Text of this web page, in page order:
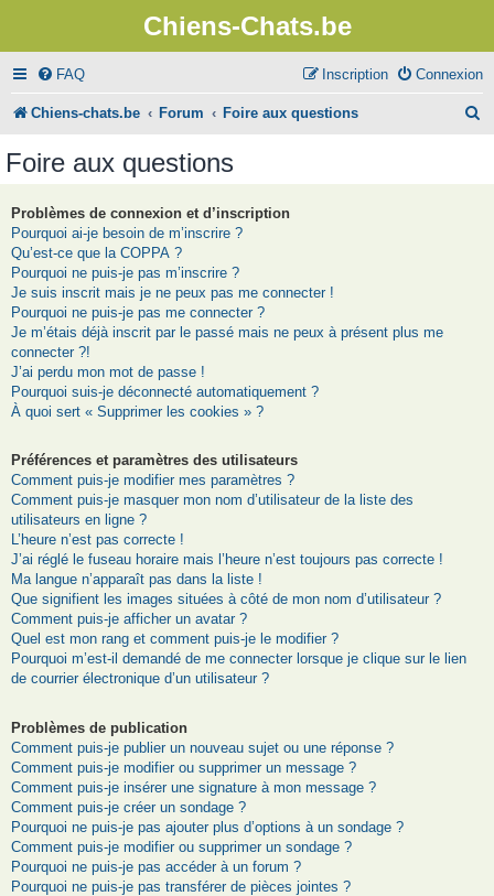
Chiens-Chats.be
FAQ Connexion
Inscription
Chiens-chats.be Forum Foire aux questions
Foire aux questions
Problèmes de connexion et d’inscription
Pourquoi ai-je besoin de m’inscrire ?
Qu’est-ce que la COPPA ?
Pourquoi ne puis-je pas m’inscrire ?
Je suis inscrit mais je ne peux pas me connecter !
Pourquoi ne puis-je pas me connecter ?
Je m’étais déjà inscrit par le passé mais ne peux à présent plus me
connecter ?!
J’ai perdu mon mot de passe !
Pourquoi suis-je déconnecté automatiquement ?
À quoi sert « Supprimer les cookies » ?
Préférences et paramètres des utilisateurs
Comment puis-je modifier mes paramètres ?
Comment puis-je masquer mon nom d’utilisateur de la liste des
utilisateurs en ligne ?
L’heure n’est pas correcte !
J’ai réglé le fuseau horaire mais l’heure n’est toujours pas correcte !
Ma langue n’apparaît pas dans la liste !
Que signifient les images situées à côté de mon nom d’utilisateur ?
Comment puis-je afficher un avatar ?
Quel est mon rang et comment puis-je le modifier ?
Pourquoi m’est-il demandé de me connecter lorsque je clique sur le lien
de courrier électronique d’un utilisateur ?
Problèmes de publication
Comment puis-je publier un nouveau sujet ou une réponse ?
Comment puis-je modifier ou supprimer un message ?
Comment puis-je insérer une signature à mon message ?
Comment puis-je créer un sondage ?
Pourquoi ne puis-je pas ajouter plus d’options à un sondage ?
Comment puis-je modifier ou supprimer un sondage ?
Pourquoi ne puis-je pas accéder à un forum ?
Pourquoi ne puis-je pas transférer de pièces jointes ?